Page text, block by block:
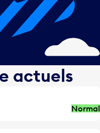
actuels